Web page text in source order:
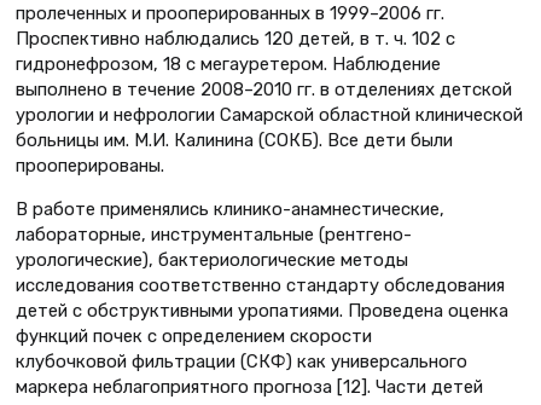
пролеченных и прооперированных в 1999–2006 гг.
Проспективно наблюдались 120 детей, в т. ч. 102 с
гидронефрозом, 18 с мегауретером. Наблюдение
выполнено в течение 2008–2010 гг. в отделениях детской
урологии и нефрологии Самарской областной клинической
больницы им. М.И. Калинина (СОКБ). Все дети были
прооперированы.
В работе применялись клинико-анамнестические,
лабораторные, инструментальные (рентгено-
урологические), бактериологические методы
исследования соответственно стандарту обследования
детей с обструктивными уропатиями. Проведена оценка
функций почек с определением скорости
клубочковой фильтрации (СКФ) как универсального
маркера неблагоприятного прогноза [12]. Части детей